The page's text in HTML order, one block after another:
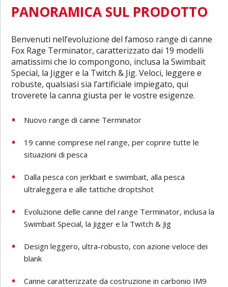
PANORAMICA SUL PRODOTTO
Benvenuti nell’evoluzione del famoso range di canne
Fox Rage Terminator, caratterizzato dai 19 modelli
amatissimi che lo compongono, inclusa la Swimbait
Special, la Jigger e la Twitch & Jig. Veloci, leggere e
robuste, qualsiasi sia l’artificiale impiegato, qui
troverete la canna giusta per le vostre esigenze.
Nuovo range di canne Terminator
19 canne comprese nel range, per coprire tutte le
situazioni di pesca
Dalla pesca con jerkbait e swimbait, alla pesca
ultraleggera e alle tattiche droptshot
Evoluzione delle canne del range Terminator, inclusa la
Swimbait Special, la Jigger e la Twitch & Jig
Design leggero, ultra-robusto, con azione veloce dei
blank
Canne caratterizzate da costruzione in carbonio IM9